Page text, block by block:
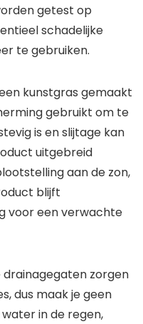
getest op
schadelijke
te gebruiken.
kunstgras gemaakt
gebruikt om te
is en slijtage kan
uitgebreid
aan de zon,
blijft
voor een verwachte
zorgen
dus maak je geen
in de regen,